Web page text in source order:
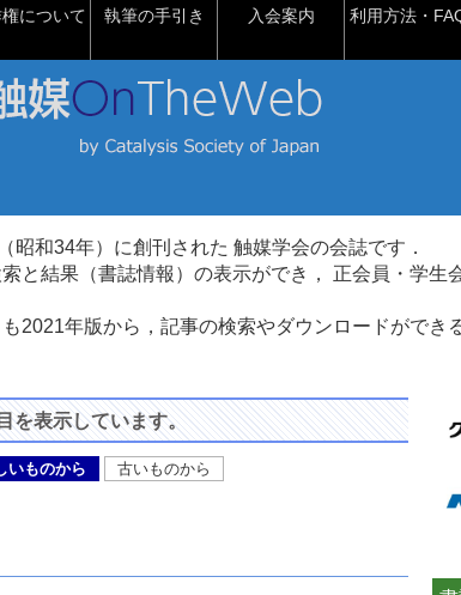
について 執筆の手引き 入会案内 利用方法・
昭和34年）に創刊された 触媒学会の会誌です．
と結果（書誌情報）の表示ができ， 正会員・学生
2021年版から，記事の検索やダウンロードができ
を表示しています。
いものから 古いものから